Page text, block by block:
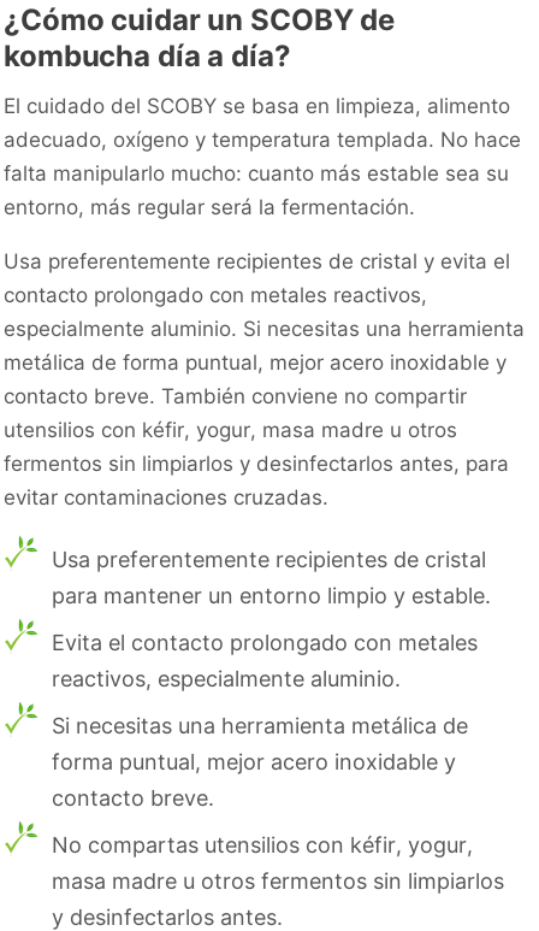
¿Cómo cuidar un SCOBY de
kombucha día a día?
El cuidado del SCOBY se basa en limpieza, alimento
adecuado, oxígeno y temperatura templada. No hace
falta manipularlo mucho: cuanto más estable sea su
entorno, más regular será la fermentación.
Usa preferentemente recipientes de cristal y evita el
contacto prolongado con metales reactivos,
especialmente aluminio. Si necesitas una herramienta
metálica de forma puntual, mejor acero inoxidable y
contacto breve. También conviene no compartir
utensilios con kéfir, yogur, masa madre u otros
fermentos sin limpiarlos y desinfectarlos antes, para
evitar contaminaciones cruzadas.
Usa preferentemente recipientes de cristal
para mantener un entorno limpio y estable.
Evita el contacto prolongado con metales
reactivos, especialmente aluminio.
Si necesitas una herramienta metálica de
forma puntual, mejor acero inoxidable y
contacto breve.
No compartas utensilios con kéfir, yogur,
masa madre u otros fermentos sin limpiarlos
y desinfectarlos antes.